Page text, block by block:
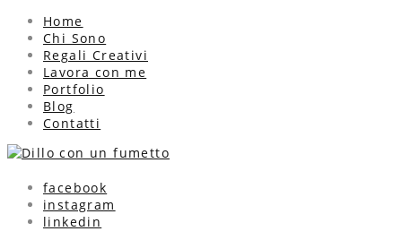
Home
Chi Sono
Regali Creativi
Lavora con me
Portfolio
Blog
Contatti
facebook
instagram
linkedin